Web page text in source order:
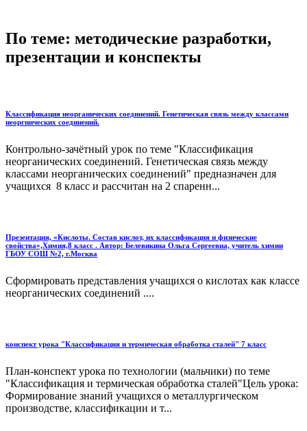
По теме: методические разработки,
презентации и конспекты
Классификация неорганических соединений. Генетическая связь между классами
неоргнических соединений.
Контрольно-зачётный урок по теме "Классификация
неорганических соединений. Генетическая связь между
классами неорганических соединений" предназначен для
учащихся 8 класс и рассчитан на 2 спаренн...
Презентация, «Кислоты. Состав кислот, их классификация и физические
свойства»,Химия,8 класс . Автор: Белевикина Ольга Сергеевна, учитель химии
ГБОУ СОШ №2, г.Москва
Сформировать представления учащихся о кислотах как классе
неорганических соединений ....
конспект урока "Классификация и термическая обработка сталей" 7 класс
План-конспект урока по технологии (мальчики) по теме
"Классификация и термическая обработка сталей"Цель урока:
Формирование знаний учащихся о металлургическом
производстве, классификации и т...